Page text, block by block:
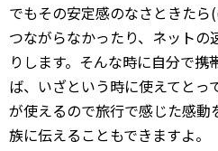
でもその安定感のなさときた
つながらなかったり、ネットの
りします。そんな時に自分で
ば、いざという時に使えてとっ
が使えるので旅行で感じた感
族に伝えることもできますよ。